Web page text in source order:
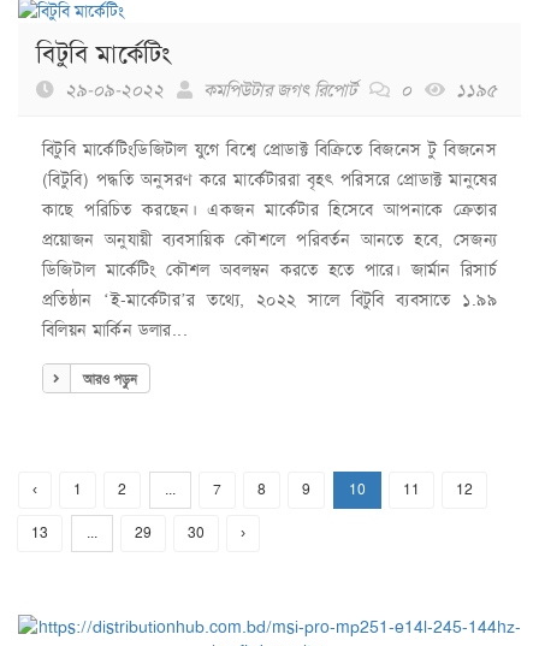
বিটুবি মার্কেটিং
২৯-০৯-২০২২ কমপিউটার জগৎ রিপোর্ট ০ ১১৯৫
বিটুবি মার্কেটিংডিজিটাল যুগে বিশ্বে প্রোডাক্ট বিক্রিতে বিজনেস টু বিজনেস
(বিটুবি) পদ্ধতি অনুসরণ করে মার্কেটাররা বৃহৎ পরিসরে প্রোডাক্ট মানুষের
কাছে পরিচিত করছেন। একজন মার্কেটার হিসেবে আপনাকে ক্রেতার
প্রয়োজন অনুযায়ী ব্যবসায়িক কৌশলে পরিবর্তন আনতে হবে, সেজন্য
ডিজিটাল মার্কেটিং কৌশল অবলম্বন করতে হতে পারে। জার্মান রিসার্চ
প্রতিষ্ঠান ‘ই-মার্কেটার’র তথ্যে, ২০২২ সালে বিটুবি ব্যবসাতে ১.৯৯
বিলিয়ন মার্কিন ডলার...
আরও পড়ুন
‹ 1 2 ... 7 8 9 10 11 12
13 ... 29 30 ›